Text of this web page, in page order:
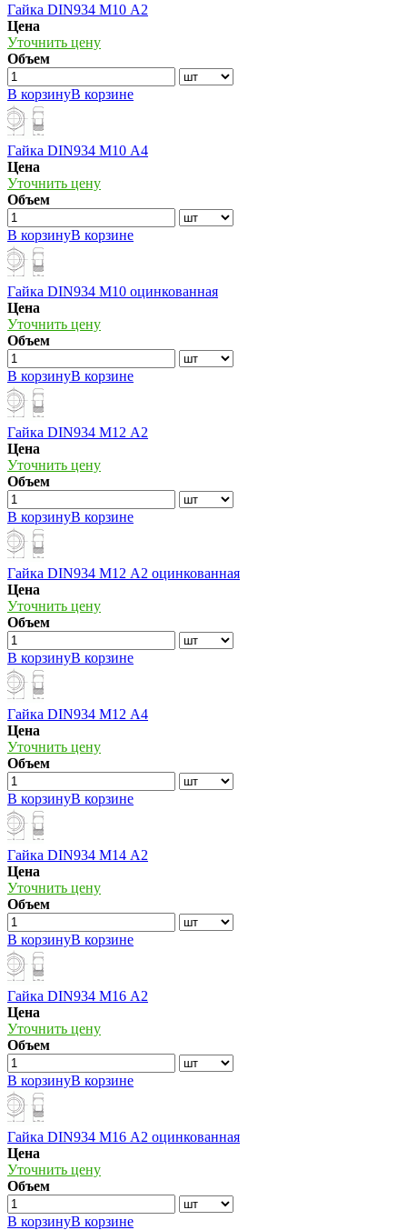
Гайка DIN934 М10 А2
Цена
Уточнить цену
Объем
В корзинуВ корзине
Гайка DIN934 М10 А4
Цена
Уточнить цену
Объем
В корзинуВ корзине
Гайка DIN934 М10 оцинкованная
Цена
Уточнить цену
Объем
В корзинуВ корзине
Гайка DIN934 М12 А2
Цена
Уточнить цену
Объем
В корзинуВ корзине
Гайка DIN934 М12 А2 оцинкованная
Цена
Уточнить цену
Объем
В корзинуВ корзине
Гайка DIN934 М12 А4
Цена
Уточнить цену
Объем
В корзинуВ корзине
Гайка DIN934 М14 А2
Цена
Уточнить цену
Объем
В корзинуВ корзине
Гайка DIN934 М16 А2
Цена
Уточнить цену
Объем
В корзинуВ корзине
Гайка DIN934 М16 А2 оцинкованная
Цена
Уточнить цену
Объем
В корзинуВ корзине